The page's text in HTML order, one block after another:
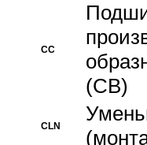
CC
(CB)
CLN